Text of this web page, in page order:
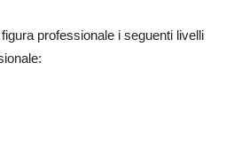
professionale i seguenti livelli